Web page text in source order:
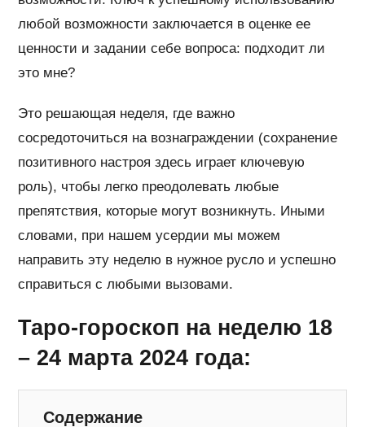
любой возможности заключается в оценке ее
ценности и задании себе вопроса: подходит ли
это мне?
Это решающая неделя, где важно
сосредоточиться на вознаграждении (сохранение
позитивного настроя здесь играет ключевую
роль), чтобы легко преодолевать любые
препятствия, которые могут возникнуть. Иными
словами, при нашем усердии мы можем
направить эту неделю в нужное русло и успешно
справиться с любыми вызовами.
Таро-гороскоп на неделю 18
– 24 марта 2024 года:
Содержание